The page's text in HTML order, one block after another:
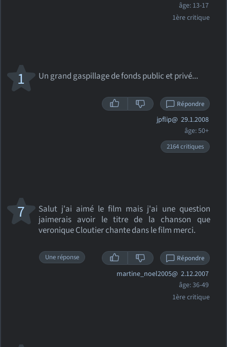
âge: 13-17
1ère critique
Un grand gaspillage de fonds public et privé...
1
Répondre
jpflip@ 29.1.2008
âge: 50+
2164 critiques
Salut j'ai aimé le film mais j'ai une question
jaimerais avoir le titre de la chanson que
veronique Cloutier chante dans le film merci.
7
Une réponse Répondre
martine_noel2005@ 2.12.2007
âge: 36-49
1ère critique